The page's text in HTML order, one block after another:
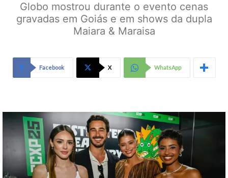
Globo mostrou durante o evento cenas
gravadas em Goiás e em shows da dupla
Maiara & Maraisa
Facebook X WhatsApp